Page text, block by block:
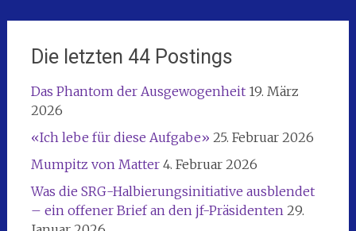
Die letzten 44 Postings
Das Phantom der Ausgewogenheit 19. März
2026
«Ich lebe für diese Aufgabe» 25. Februar 2026
Mumpitz von Matter 4. Februar 2026
Was die SRG-Halbierungsinitiative ausblendet
– ein offener Brief an den jf-Präsidenten 29.